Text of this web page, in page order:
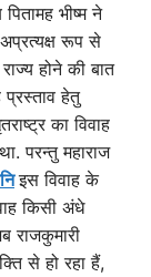
भीष्म ने
रूप से
होने की बात
हेतु
का विवाह
परन्तु महाराज
इस विवाह के
किसी अंधे
राजकुमारी
से हो रहा हैं,